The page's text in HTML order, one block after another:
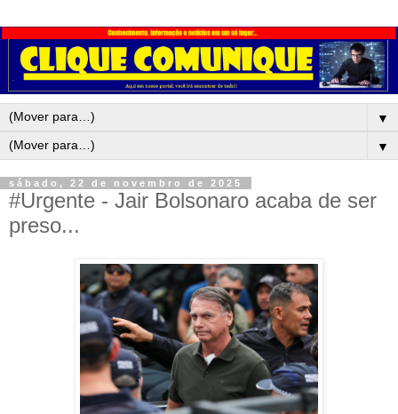
▼
▼
sábado, 22 de novembro de 2025
#Urgente - Jair Bolsonaro acaba de ser
preso...